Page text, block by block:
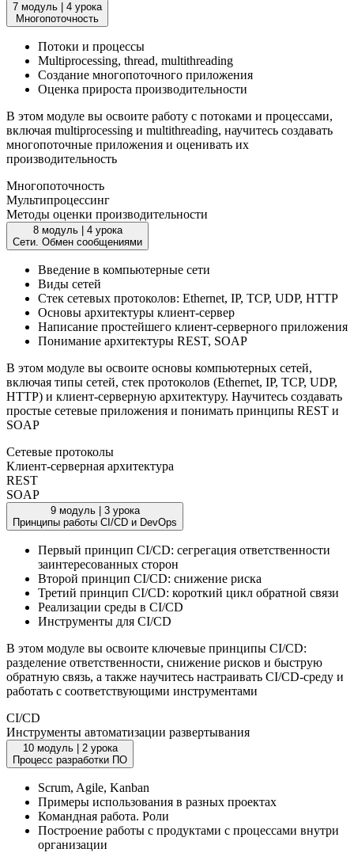
7 модуль
4 урока
Многопоточность
Потоки и процессы
Multiprocessing, thread, multithreading
Создание многопоточного приложения
Оценка прироста производительности
В этом модуле вы освоите работу с потоками и процессами,
включая multiprocessing и multithreading, научитесь создавать
многопоточные приложения и оценивать их
производительность
Многопоточность
Мультипроцессинг
Методы оценки производительности
8 модуль
4 урока
Сети. Обмен сообщениями
Введение в компьютерные сети
Виды сетей
Стек сетевых протоколов: Ethernet, IP, TCP, UDP, HTTP
Основы архитектуры клиент-сервер
Написание простейшего клиент-серверного приложения
Понимание архитектуры REST, SOAP
В этом модуле вы освоите основы компьютерных сетей,
включая типы сетей, стек протоколов (Ethernet, IP, TCP, UDP,
HTTP) и клиент-серверную архитектуру. Научитесь создавать
простые сетевые приложения и понимать принципы REST и
SOAP
Сетевые протоколы
Клиент-серверная архитектура
REST
SOAP
9 модуль
3 урока
Принципы работы CI/CD и DevOps
Первый принцип CI/CD: сегрегация ответственности
заинтересованных сторон
Второй принцип CI/CD: снижение риска
Третий принцип CI/CD: короткий цикл обратной связи
Реализации среды в CI/CD
Инструменты для CI/CD
В этом модуле вы освоите ключевые принципы CI/CD:
разделение ответственности, снижение рисков и быструю
обратную связь, а также научитесь настраивать CI/CD-среду и
работать с соответствующими инструментами
CI/CD
Инструменты автоматизации развертывания
10 модуль
2 урока
Процесс разработки ПО
Scrum, Agile, Kanban
Примеры использования в разных проектах
Командная работа. Роли
Построение работы с продуктами с процессами внутри
организации